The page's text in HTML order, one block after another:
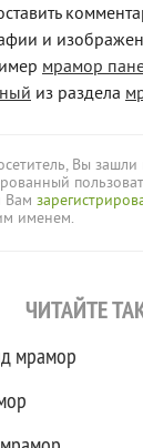
и
мрамор
из раздела
Вы зашли
Вам
именем.
ЧИТАЙТЕ
мрамор